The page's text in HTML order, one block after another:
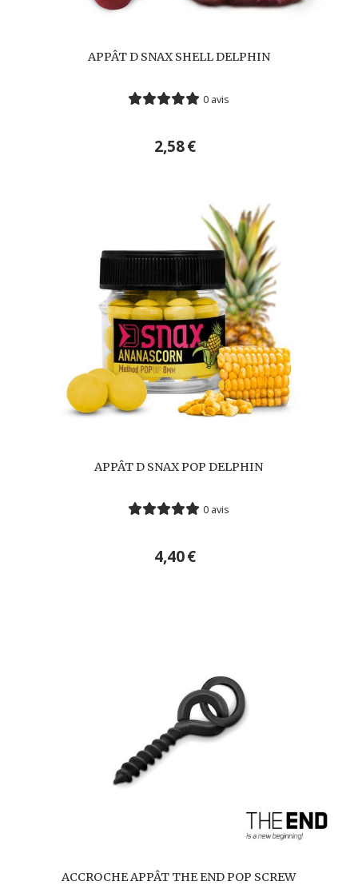
APPÂT D SNAX SHELL DELPHIN
0 avis
2,58€
APPÂT D SNAX POP DELPHIN
0 avis
4,40€
ACCROCHE APPÂT THE END POP SCREW